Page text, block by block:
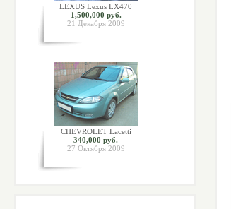
LEXUS Lexus LX470
1,500,000 руб.
21 Декабря 2009
CHEVROLET Lacetti
340,000 руб.
27 Октября 2009